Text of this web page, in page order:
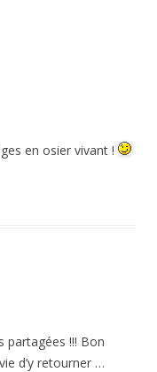
en osier vivant !
partagées !!! Bon
d’y retourner …